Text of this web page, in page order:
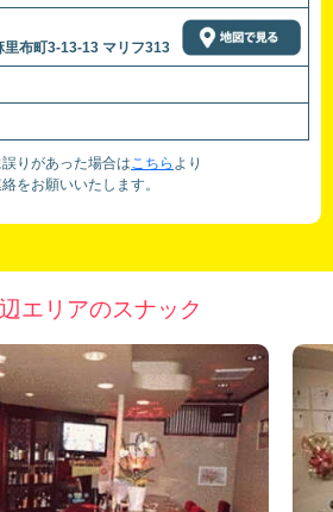
里布町3-13-13 マリフ313
りがあった場合はこちら より
をお願いいたします。
エリアのスナック